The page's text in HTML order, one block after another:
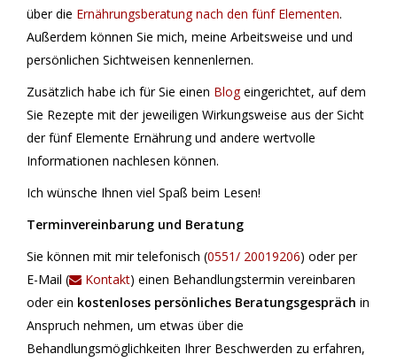
über die Ernährungsberatung nach den fünf Elementen.
Außerdem können Sie mich, meine Arbeitsweise und und
persönlichen Sichtweisen kennenlernen.
Zusätzlich habe ich für Sie einen Blogeingerichtet, auf dem
Sie Rezepte mit der jeweiligen Wirkungsweise aus der Sicht
der fünf Elemente Ernährung und andere wertvolle
Informationen nachlesen können.
Ich wünsche Ihnen viel Spaß beim Lesen!
Terminvereinbarung und Beratung
Sie können mit mir telefonisch (0551/ 20019206) oder per
E-Mail (
Kontakt) einen Behandlungstermin vereinbaren
oder ein kostenloses persönliches Beratungsgespräch in
Anspruch nehmen, um etwas über die
Behandlungsmöglichkeiten Ihrer Beschwerden zu erfahren,